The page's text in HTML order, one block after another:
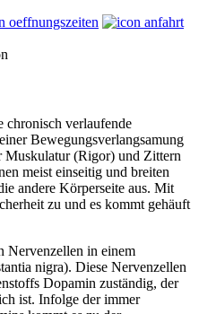
chronisch verlaufende
Bewegungsverlangsamung
Muskulatur (Rigor) und Zittern
meist einseitig und breiten
andere Körperseite aus. Mit
zu und es kommt gehäuft
Nervenzellen in einem
nigra). Diese Nervenzellen
Dopamin zuständig, der
ist. Infolge der immer